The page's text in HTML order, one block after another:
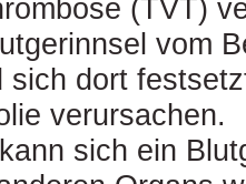
(TVT)
vom
sich dort
verursachen.
sich ein